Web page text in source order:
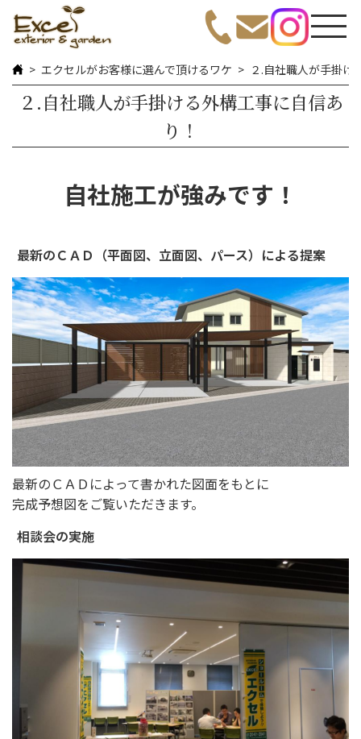
エクセルがお客様に選んで頂けるワケ ２.自社職人が手掛け
２.自社職人が手掛ける外構工事に自信あ
り！
自社施工が強みです！
最新のＣＡＤ（平面図、立面図、パース）による提案
最新のＣＡＤによって書かれた図面をもとに
完成予想図をご覧いただきます。
相談会の実施